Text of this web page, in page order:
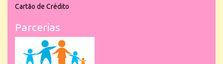
Cartão de Crédito
Parcerias